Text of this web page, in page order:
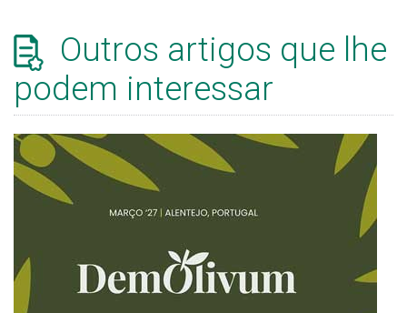
Outros artigos que lhe
podem interessar